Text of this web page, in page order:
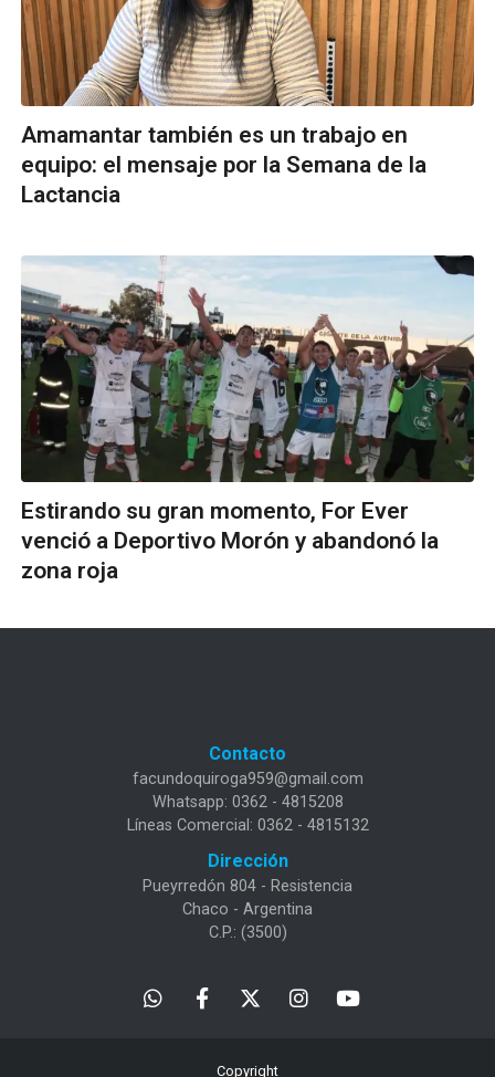
Amamantar también es un trabajo en
equipo: el mensaje por la Semana de la
Lactancia
Estirando su gran momento, For Ever
venció a Deportivo Morón y abandonó la
zona roja
Contacto
facundoquiroga959@gmail.com
Whatsapp: 0362 - 4815208
Líneas Comercial: 0362 - 4815132
Dirección
Pueyrredón 804 - Resistencia
Chaco - Argentina
C.P.: (3500)
Copyright